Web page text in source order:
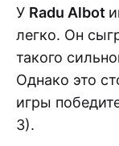
У Radu Albot
легко. Он
такого
Однако это
игры
3).